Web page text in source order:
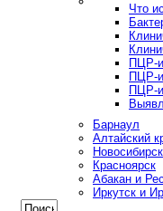
Что
ПЦР-
ПЦР-
ПЦР-
Барнаул
Алтайский
Новосибирск
Красноярск
Абакан и
Иркутск и